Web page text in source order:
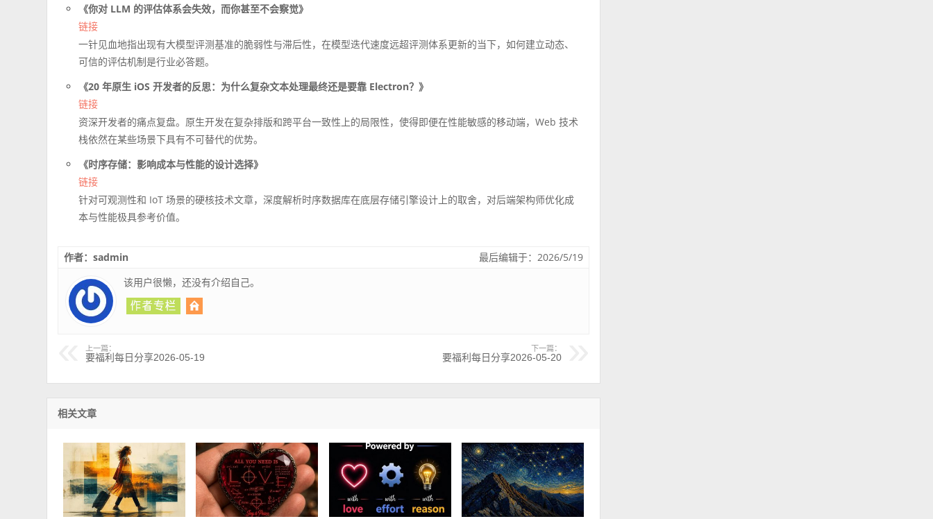
《你对 LLM 的评估体系会失效，而你甚至不会察觉》
链接
一针见血地指出现有大模型评测基准的脆弱性与滞后性，在模型迭代速度远超评测体系更新的当下，如何建立动态、
可信的评估机制是行业必答题。
《20 年原生 iOS 开发者的反思：为什么复杂文本处理最终还是要靠 Electron？》
链接
资深开发者的痛点复盘。原生开发在复杂排版和跨平台一致性上的局限性，使得即便在性能敏感的移动端，Web 技术
栈依然在某些场景下具有不可替代的优势。
《时序存储：影响成本与性能的设计选择》
链接
针对可观测性和 IoT 场景的硬核技术文章，深度解析时序数据库在底层存储引擎设计上的取舍，对后端架构师优化成
本与性能极具参考价值。
最后编辑于：2026/5/19
作者：sadmin
该用户很懒，还没有介绍自己。
上一篇：
要福利每日分享2026-05-19
下一篇：
要福利每日分享2026-05-20
相关文章